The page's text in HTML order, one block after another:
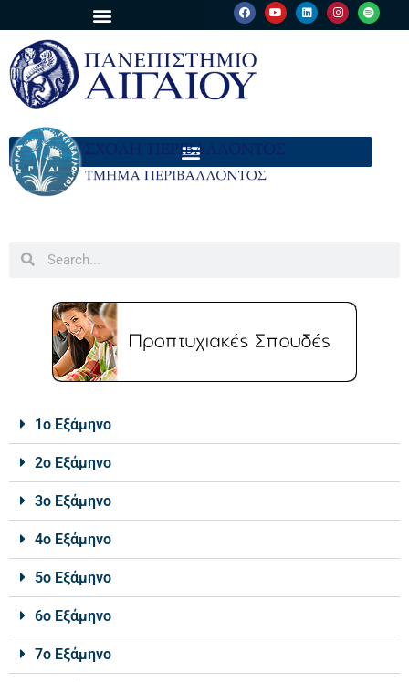
1ο Εξάμηνο
2ο Εξάμηνο
3ο Εξάμηνο
4ο Εξάμηνο
5ο Εξάμηνο
6ο Εξάμηνο
7ο Εξάμηνο